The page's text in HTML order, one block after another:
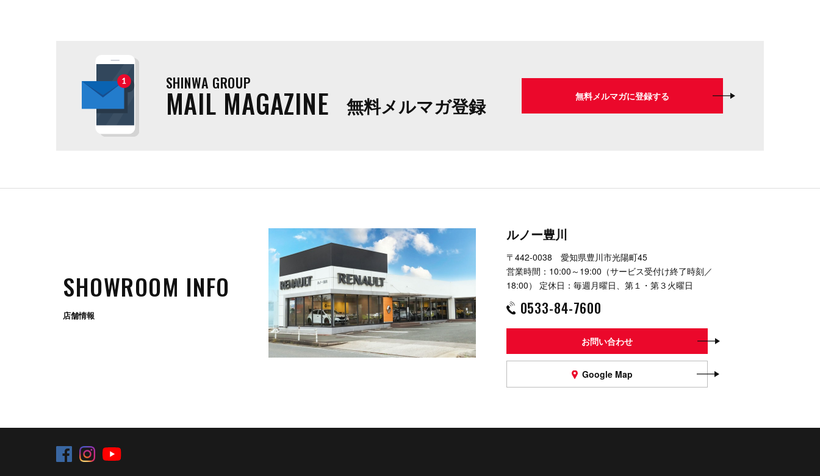
SHINWA GROUP
MAIL MAGAZINE 無料メルマガ登録 無料メルマガに登録する
SHOWROOM INFO
店舗情報
ルノー豊川
〒442-0038 愛知県豊川市光陽町45
営業時間：10:00～19:00（サービス受付け終了時刻／
18:00）
定休日：毎週月曜日、第１・第３火曜日
0533-84-7600
お問い合わせ
Google Map